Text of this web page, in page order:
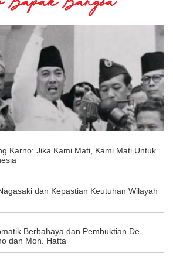
Karno: Jika Kami Mati, Kami Mati Untuk
dan Kepastian Keutuhan Wilayah
Berbahaya dan Pembuktian De
dan Moh. Hatta